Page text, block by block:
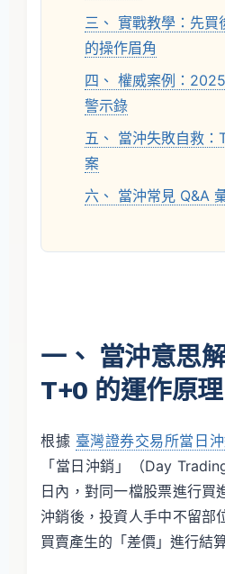
三、 實戰教學：先
的操作眉角
四、 權威案例：
警示錄
五、 當沖失敗自救
案
六、 當沖常見 Q&A
一、 當沖意思
T+0 的運作原理
根據 臺灣證券交易所當日
「當日沖銷」（Day
日內，對同一檔股票進行買
沖銷後，投資人手中不留部
買賣產生的「差價」進行結